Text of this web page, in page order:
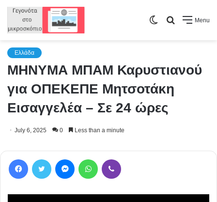
Menu
Search
Switch
Ελλάδα
ΜΗΝΥΜΑ ΜΠΑΜ Καρυστιανού
για ΟΠΕΚΕΠΕ Μητσοτάκη
Εισαγγελέα – Σε 24 ώρες
July 6, 2025 0 Less than a minute